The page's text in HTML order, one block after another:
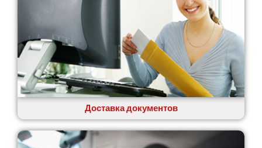
Доставка документов